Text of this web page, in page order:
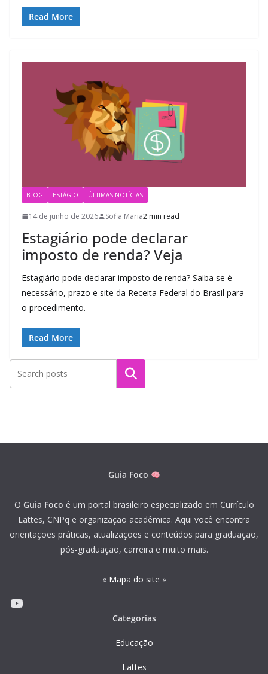
Read More
BLOG ESTÁGIO ÚLTIMAS NOTÍCIAS
14 de junho de 2026 Sofia Maria2 min read
Estagiário pode declarar
imposto de renda? Veja
Estagiário pode declarar imposto de renda? Saiba se é
necessário, prazo e site da Receita Federal do Brasil para
o procedimento.
Read More
Pesquisar
Guia Foco
O Guia Foco é um portal brasileiro especializado em Currículo
Lattes, CNPq e organização acadêmica. Aqui você encontra
orientações práticas, atualizações e conteúdos para graduação,
pós-graduação, carreira e muito mais.
« Mapa do site »
Youtube
Categorias
Educação
Lattes